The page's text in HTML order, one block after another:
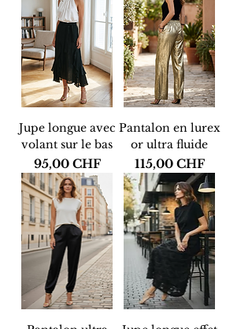
Jupe longue avec
volant sur le bas
Preis
95,00 CHF
Pantalon en lurex
or ultra fluide
Preis
115,00 CHF